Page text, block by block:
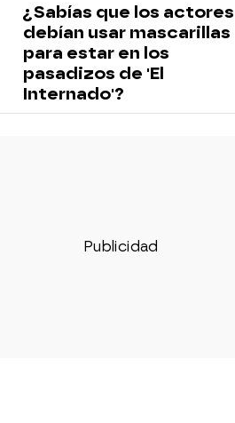
¿Sabías que los actores
debían usar mascarillas
para estar en los
pasadizos de 'El
Internado'?